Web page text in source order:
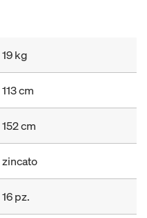
19 kg
113 cm
152 cm
zincato
16 pz.